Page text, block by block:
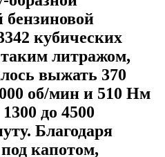
бензиновой
кубических
литражом,
выжать 370
об/мин и 510 Нм
до 4500
Благодаря
капотом,